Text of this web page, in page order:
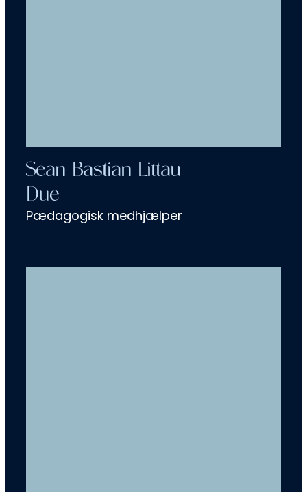
Sean Bastian Littau
Due
Pædagogisk medhjælper